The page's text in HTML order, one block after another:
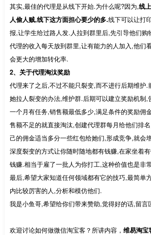
其实,最佳的代理是从线下开始.为什么呢?因为,线
人偷人贼,线下这方面担心要少的多.线下可以让打
报,让学生给过路人发.人拉到群里后,先引导他们购
代理的收入每天放到群里,让有能力的人加入,他们
会更大的增加转化率.
2、关于代理淘汰奖励
代理来了之后,不过不能只裂变,而不进行后期维护.
她拉人裂变的办法,维护群.后期可以建立奖励机制,
一个月有任务,销售额最低多少,满足条件的奖励佣
售额不足的就直接淘汰,创建代理群每月给他们排
己的佣金适当多分一些红包给她们,形成竞争,就会
深度裂变的方式让你随时随地都有钱赚,在家坐着
钱赚.相当于雇了一批人为你打工,这种价值也是非
最后,希望大家知道任何领域都有它的技巧,最简单
内比较厉害的人,分析和模仿他们.
我是小鱼哥,希望给你们带来赞助,觉得好的话,留言
欢迎讨论如何做微信淘宝客？所讲内容， 维易淘宝